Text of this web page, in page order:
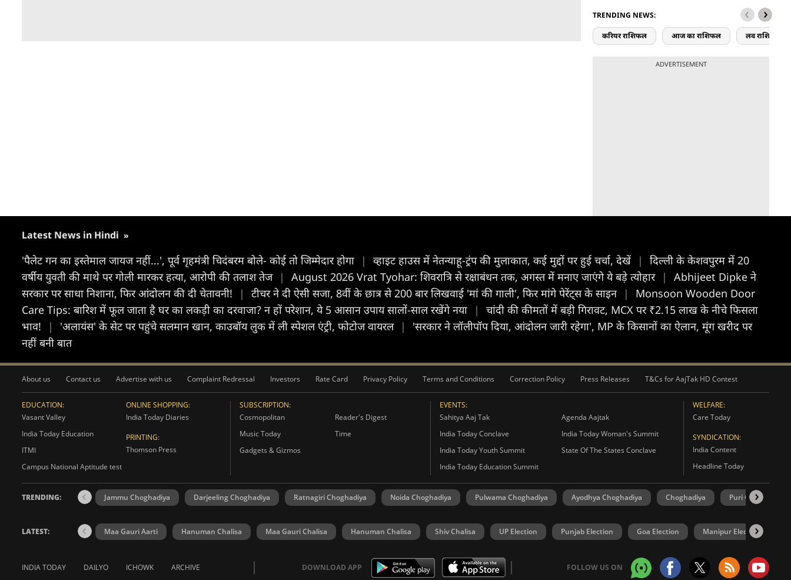
TRENDING NEWS:
करियर राशिफल आज का राशिफल लव राशिफल
ADVERTISEMENT
Latest News in Hindi »
'पैलेट गन का इस्तेमाल जायज नहीं...', पूर्व गृहमंत्री चिदंबरम बोले- कोई तो जिम्मेदार होगा | व्हाइट हाउस में नेतन्याहू-ट्रंप की मुलाकात, कई मुद्दों पर हुई चर्चा, देखें |
दिल्ली के केशवपुरम में 20
वर्षीय युवती की माथे पर गोली मारकर हत्या, आरोपी की तलाश तेज | August 2026 Vrat Tyohar: शिवरात्रि से रक्षाबंधन तक, अगस्त में मनाए जाएंगे ये बड़े त्योहार |
Abhijeet Dipke ने
सरकार पर साधा निशाना, फिर आंदोलन की दी चेतावनी!
| टीचर ने दी ऐसी सजा, 8वीं के छात्र से 200 बार लिखवाई 'मां की गाली', फिर मांगे पेरेंट्स के साइन |
Monsoon Wooden Door
Care Tips: बारिश में फूल जाता है घर का लकड़ी का दरवाजा? न हों परेशान, ये 5 आसान उपाय सालों-साल रखेंगे नया
|
चांदी की कीमतों में बड़ी गिरावट, MCX पर ₹2.15 लाख के नीचे फिसला
भाव!
| 'अलायंस' के सेट पर पहुंचे सलमान खान, काउबॉय लुक में ली स्पेशल एंट्री, फोटोज वायरल |
'सरकार ने लॉलीपॉप दिया, आंदोलन जारी रहेगा', MP के किसानों का ऐलान, मूंग खरीद पर
नहीं बनी बात
About us Contact us Advertise with us Complaint Redressal Investors Rate Card Privacy Policy Terms and Conditions Correction Policy Press Releases T&Cs for AajTak HD Contest
EDUCATION:
Vasant Valley
India Today Education
ITMI
Campus National Aptitude test
ONLINE SHOPPING:
India Today Diaries
PRINTING:
Thomson Press
SUBSCRIPTION:
Cosmopolitan
Reader's Digest
Music Today
Time
Gadgets & Gizmos
EVENTS:
Sahitya Aaj Tak
Agenda Aajtak
India Today Conclave
India Today Woman's Summit
India Today Youth Summit
State Of The States Conclave
India Today Education Summit
WELFARE:
Care Today
SYNDICATION:
India Content
Headline Today
TRENDING: Jammu Choghadiya Darjeeling Choghadiya Ratnagiri Choghadiya Noida Choghadiya Pulwama Choghadiya Ayodhya Choghadiya Choghadiya Puri Choghadiya
LATEST: Maa Gauri Aarti Hanuman Chalisa Maa Gauri Chalisa Hanuman Chalisa Shiv Chalisa UP Election Punjab Election Goa Election Manipur Election
INDIA TODAY DAILYO ICHOWK ARCHIVE DOWNLOAD APP FOLLOW US ON